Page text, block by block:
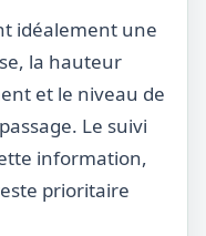
idéalement une
la hauteur
et le niveau de
Le suivi
information,
prioritaire